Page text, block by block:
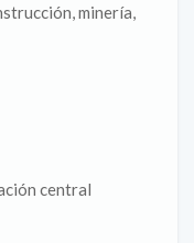
minería,
central